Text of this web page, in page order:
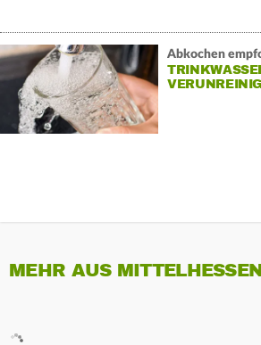
Abkochen
MEHR AUS